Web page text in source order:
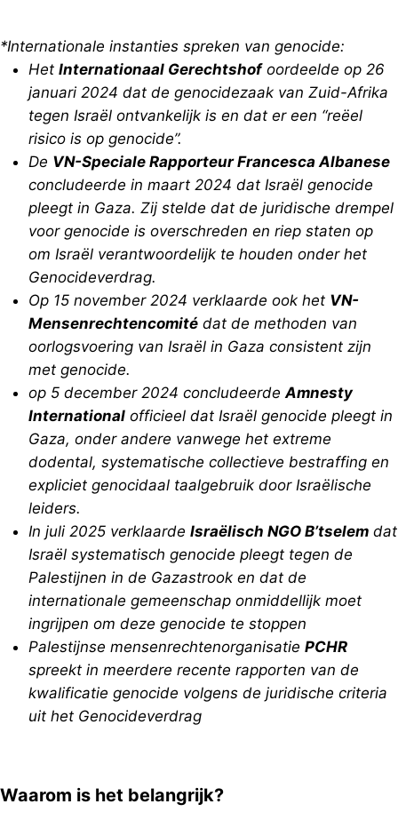
*Internationale instanties spreken van genocide:
Het Internationaal Gerechtshofoordeelde op 26
januari 2024 dat de genocidezaak van Zuid-Afrika
tegen Israël ontvankelijk is en dat er een “reëel
risico is op genocide”.
De VN-Speciale Rapporteur Francesca Albanese
concludeerde in maart 2024 dat Israël genocide
pleegt in Gaza. Zij stelde dat de juridische drempel
voor genocide is overschreden en riep staten op
om Israël verantwoordelijk te houden onder het
Genocideverdrag.
Op 15 november 2024 verklaarde ook het VN-
Mensenrechtencomité dat de methoden van
oorlogsvoering van Israël in Gaza consistent zijn
met genocide.
op 5 december 2024 concludeerde Amnesty
International officieel dat Israël genocide pleegt in
Gaza, onder andere vanwege het extreme
dodental, systematische collectieve bestraffing en
expliciet genocidaal taalgebruik door Israëlische
leiders.
In juli 2025 verklaarde Israëlisch NGO B’tselem dat
Israël systematisch genocide pleegt tegen de
Palestijnen in de Gazastrook en dat de
internationale gemeenschap onmiddellijk moet
ingrijpen om deze genocide te stoppen
Palestijnse mensenrechtenorganisatie PCHR
spreekt in meerdere recente rapporten van de
kwalificatie genocide volgens de juridische criteria
uit het Genocideverdrag
Waarom is het belangrijk?